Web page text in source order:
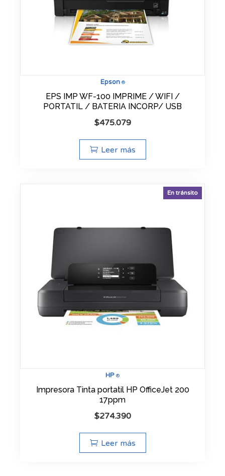
Epson®
EPS IMP WF-100 IMPRIME / WIFI /
PORTATIL / BATERIA INCORP/ USB
$475.079
Leer más
HP ®
En tránsito
Impresora Tinta portatil HP OfficeJet 200
17ppm
$274.390
Leer más